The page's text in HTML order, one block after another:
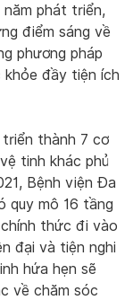
năm phát triển,
điểm sáng về
phương pháp
khỏe đầy tiện ích
thành 7 cơ
tinh khác phủ
Bệnh viện Đa
quy mô 16 tầng
thức đi vào
đại và tiện nghi
hứa hẹn sẽ
về chăm sóc